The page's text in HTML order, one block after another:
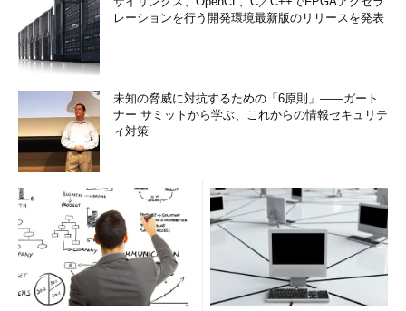
レーションを行う開発環境最新版のリリースを発表
未知の脅威に対抗するための「6原則」――ガート
ナー サミットから学ぶ、これからの情報セキュリテ
ィ対策